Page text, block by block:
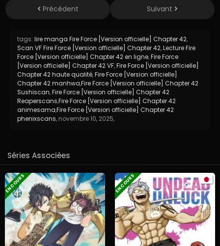
Précédent Suivant
tags: lire manga Fire Force [Version officielle] Chapter 42,
Scan VF Fire Force [Version officielle] Chapter 42,Lecture Fire
Force [Version officielle] Chapter 42 en ligne,Fire Force
[Version officielle] Chapter 42 VF,Fire Force [Version officielle]
Chapter 42 haute qualité,Fire Force [Version officielle]
Chapter 42 manhwa,Fire Force [Version officielle] Chapter 42
Sushiscan,Fire Force [Version officielle] Chapter 42
Reaperscans,Fire Force [Version officielle] Chapter 42
animesama,Fire Force [Version officielle] Chapter 42
phenixscans, novembre 10, 2025,
Séries Associées
EN COURS EN COURS